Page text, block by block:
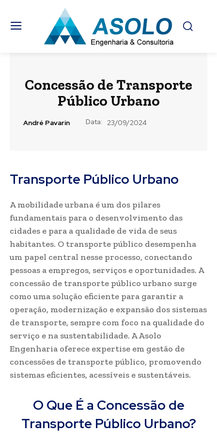
Concessão de Transporte
Público Urbano
André Pavarin Data: 23/09/2024
Transporte Público Urbano
A mobilidade urbana é um dos pilares
fundamentais para o desenvolvimento das
cidades e para a qualidade de vida de seus
habitantes. O transporte público desempenha
um papel central nesse processo, conectando
pessoas a empregos, serviços e oportunidades. A
concessão de transporte público urbano surge
como uma solução eficiente para garantir a
operação, modernização e expansão dos sistemas
de transporte, sempre com foco na qualidade do
serviço e na sustentabilidade. A Asolo
Engenharia oferece expertise em gestão de
concessões de transporte público, promovendo
sistemas eficientes, acessíveis e sustentáveis.
O Que É a Concessão de
Transporte Público Urbano?